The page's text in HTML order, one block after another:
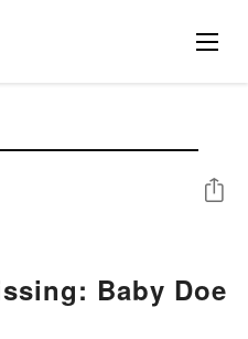
Baby Doe
分享